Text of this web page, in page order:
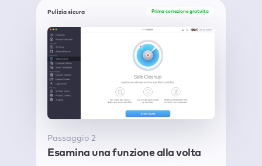
Pulizia sicura Prima correzione gratuita
Passaggio 2
Esamina una funzione alla volta